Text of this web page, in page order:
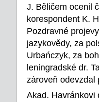
J. Běličem ocenil
korespondent K.
Pozdravné
jazykovědy, za
Urbańczyk, za
leningradské dr.
zároveň odevzdal
Akad. Havránkovi